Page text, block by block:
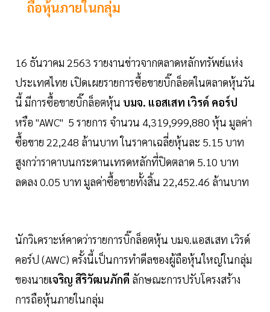
ถือหุ้นภายในกลุ่ม
16 ธันวาคม 2563 รายงานข่าวจากตลาดหลักทรัพย์แห่ง
ประเทศไทย เปิดเผยรายการซื้อขายบิ๊กล็อตในตลาดหุ้นวัน
นี้ มีการซื้อขายบิ๊กล็อตหุ้น บมจ. แอสเสท เวิรด์ คอร์ป
หรือ "AWC" 5 รายการ จำนวน 4,319,999,880 หุ้น มูลค่า
ซื้อขาย 22,248 ล้านบาท ในราคาเฉลี่ยหุ้นละ 5.15 บาท
สูงกว่าราคาบนกระดานเทรดหลักที่ปิดตลาด 5.10 บาท
ลดลง 0.05 บาท มูลค่าซื้อขายทั้งสิ้น 22,452.46 ล้านบาท
นักวิเคราะห์คาดว่ารายการบิ๊กล็อตหุ้น บมจ.แอสเสท เวิรด์
คอร์ป (AWC) ครั้งนี้เป็นการทำดีลของผู้ถือหุ้นใหญ่ในกลุ่ม
ของนายเจริญ สิริวัฒนภักดี ลักษณะการปรับโครงสร้าง
การถือหุ้นภายในกลุ่ม